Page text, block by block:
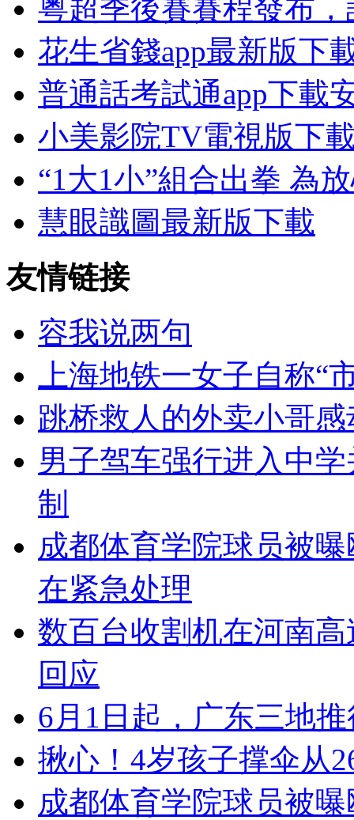
粵超季後賽賽程發布
花生省錢app最新版下
普通話考試通app下載
小美影院TV電視版下
“1大1小”組合出拳 為
慧眼識圖最新版下載
友情链接
容我说两句
上海地铁一女子自称“
跳桥救人的外卖小哥
男子驾车强行进入中
制
成都体育学院球员被
在紧急处理
数百台收割机在河南
回应
6月1日起，广东三地
揪心！4岁孩子撑伞从
成都体育学院球员被